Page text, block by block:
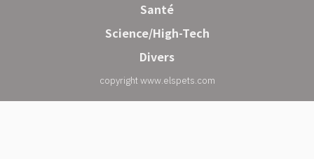
Santé
Science/High-Tech
Divers
copyright www.elspets.com